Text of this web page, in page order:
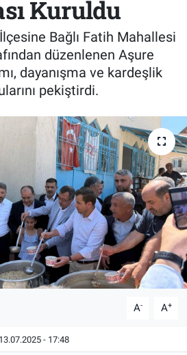
Kuruldu
Bağlı Fatih Mahallesi
düzenlenen Aşure
dayanışma ve kardeşlik
pekiştirdi.
A- A+
13.07.2025 - 17:48